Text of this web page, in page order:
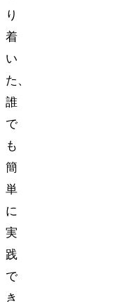
り
着
い
た、
誰
で
も
簡
単
に
実
践
で
き